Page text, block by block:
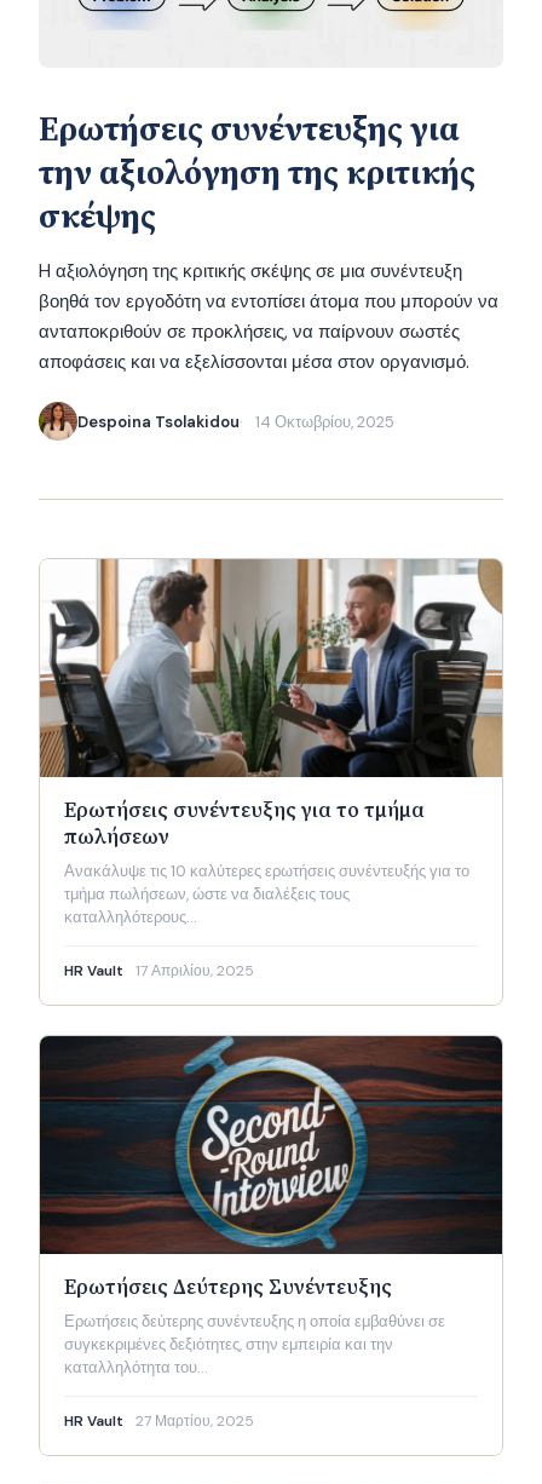
Ερωτήσεις συνέντευξης για
την αξιολόγηση της κριτικής
σκέψης
H αξιολόγηση της κριτικής σκέψης σε μια συνέντευξη
βοηθά τον εργοδότη να εντοπίσει άτομα που μπορούν να
ανταποκριθούν σε προκλήσεις, να παίρνουν σωστές
αποφάσεις και να εξελίσσονται μέσα στον οργανισμό.
Despoina Tsolakidou 14 Οκτωβρίου, 2025
Ερωτήσεις συνέντευξης για το τμήμα
πωλήσεων
Ανακάλυψε τις 10 καλύτερες ερωτήσεις συνέντευξής για το
τμήμα πωλήσεων, ώστε να διαλέξεις τους
καταλληλότερους…
HR Vault 17 Απριλίου, 2025
Ερωτήσεις Δεύτερης Συνέντευξης
Ερωτήσεις δεύτερης συνέντευξης η οποία εμβαθύνει σε
συγκεκριμένες δεξιότητες, στην εμπειρία και την
καταλληλότητα του…
HR Vault 27 Μαρτίου, 2025